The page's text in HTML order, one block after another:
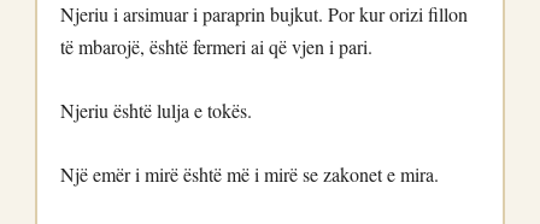
Njeriu i arsimuar i paraprin bujkut. Por kur orizi fillon
të mbarojë, është fermeri ai që vjen i pari.
Njeriu është lulja e tokës.
Një emër i mirë është më i mirë se zakonet e mira.